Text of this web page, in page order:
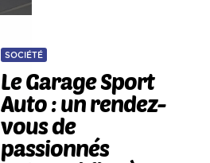
SOCIÉTÉ
Le Garage Sport
Auto : un rendez-
vous de
passionnés